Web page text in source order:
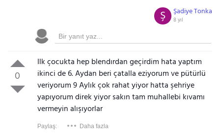
Şadiye Tonka
8 yıl
Ş
0
Ilk çocukta hep blendırdan geçirdim hata yaptım
ikinci de 6. Aydan beri çatalla eziyorum ve pütürlü
veriyorum 9 Aylık çok rahat yiyor hatta şehriye
yapıyorum direk yiyor sakın tam muhallebi kıvamı
vermeyin alışıyorlar
Paylaş: Daha fazla